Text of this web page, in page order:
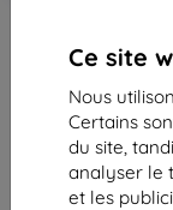
Ce site
Nous
Certains
du site,
analyser le
et les
Motorola Moto G15
8,92 €
Dernier article